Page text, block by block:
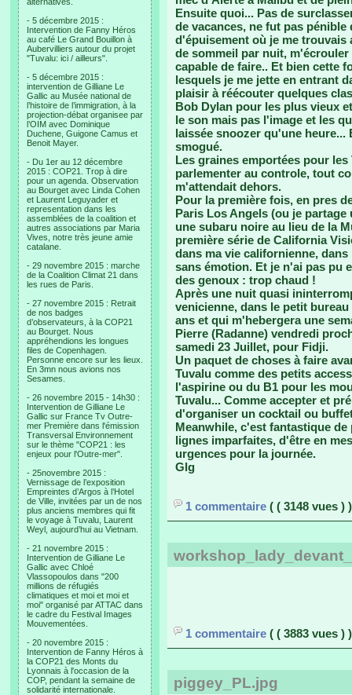
- 5 décembre 2015 :
Intervention de Fanny Héros
au café Le Grand Bouillon à
Aubervilliers autour du projet
"Tuvalu: ici / ailleurs".
- 5 décembre 2015 :
intervention de Gilliane Le
Gallic au Musée national de
l’histoire de l’immigration, à la
projection-débat organisee par
l’OIM avec Dominique
Duchene, Guigone Camus et
Benoit Mayer.
- Du 1er au 12 décembre
2015 : COP21. Trop à dire
pour un agenda. Observation
au Bourget avec Linda Cohen
et Laurent Leguyader et
representation dans les
assemblées de la coalition et
autres associations par Maria
Vives, notre très jeune amie
catalane.
- 29 novembre 2015 : marche
de la Coalition Climat 21 dans
les rues de Paris.
- 27 novembre 2015 : Retrait
de nos badges
d’observateurs, à la COP21
au Bourget. Nous
appréhendions les longues
files de Copenhagen.
Personne encore sur les lieux.
En 3mn nous avions nos
Sesames.
- 26 novembre 2015 - 14h30 :
Intervention de Gilliane Le
Gallic sur France Tv Outre-
mer Première dans l'émission
Transversal Environnement
sur le thème "COP21 : les
enjeux pour l'Outre-mer".
- 25novembre 2015 :
Vernissage de l’exposition
Empreintes d’Argos à l’Hotel
de Ville, invitées par un de nos
plus anciens membres qui fit
le voyage à Tuvalu, Laurent
Weyl, aujourd’hui au Vietnam.
- 21 novembre 2015 :
Intervention de Gilliane Le
Gallic avec Chloé
Vlassopoulos dans "200
millions de réfugiés
climatiques et moi et moi et
moi" organisé par ATTAC dans
le cadre du Festival Images
Mouvementées.
- 20 novembre 2015 :
Intervention de Fanny Héros à
la COP21 des Monts du
Lyonnais à l'occasion de la
COP, pendant la semaine de
solidarité internationale.
Ensuite quoi... Pas de
de vacances, ne fut pas
d'épuisement où je me trouvais
de sommeil par nuit,
capable de faire.. Et bien cette
lesquels je me jette en entrant
plaisir à réécouter quelques
Bob Dylan pour les plus vieux
le son mais pas l'image et les
laissée snoozer qu'une
smogué.
Les graines emportées pour
parlementer au controle, tout
m'attendait dehors.
Pour la première fois, en pres
Paris Los Angels (ou je
une subaru noire au lieu de la
première série de California
dans ma vie californienne,
sans émotion. Et je n'ai pas pu
des genoux : trop chaud !
Après une nuit quasi
venicienne, dans le petit
ans et qui m'hebergera une
Pierre (Radanne) vendredi
samedi 23 Juillet, pour Fidji.
Un paquet de choses à faire
Tuvalu comme des petits
l'aspirine ou du B1 pour les
Tuvalu... Comme accepter et
d'organiser un cocktail ou
Meanwhile, c'est fantastique
lignes imparfaites, d'être en
urgences pour la journée.
Glg
1 commentaire ( ( 3148 vues ) )
1 commentaire ( ( 3883 vues ) )
piggey_PL.jpg